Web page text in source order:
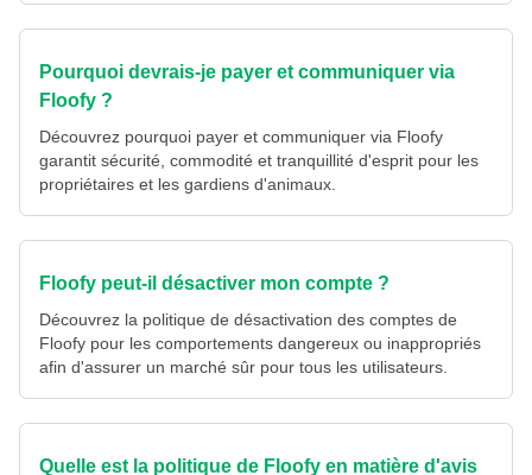
Pourquoi devrais-je payer et communiquer via
Floofy ?
Découvrez pourquoi payer et communiquer via Floofy
garantit sécurité, commodité et tranquillité d'esprit pour les
propriétaires et les gardiens d'animaux.
Floofy peut-il désactiver mon compte ?
Découvrez la politique de désactivation des comptes de
Floofy pour les comportements dangereux ou inappropriés
afin d'assurer un marché sûr pour tous les utilisateurs.
Quelle est la politique de Floofy en matière d'avis